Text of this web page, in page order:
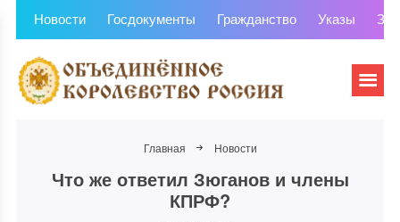
Новости Госдокументы Гражданство Указы
Главная Новости
Что же ответил Зюганов и члены
КПРФ?